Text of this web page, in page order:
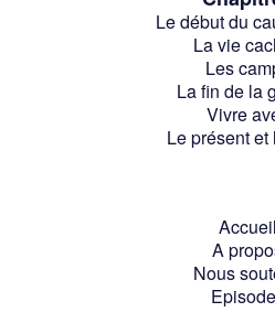
Le début du
La vie
Les
La fin de la
Vivre
Le présent et
Accueil
A
Nous